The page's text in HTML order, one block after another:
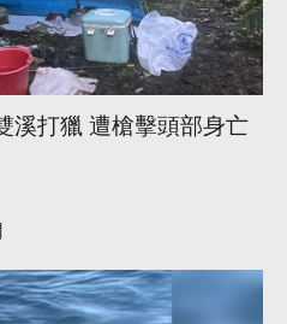
溪打獵 遭槍擊頭部身亡